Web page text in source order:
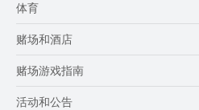
体育
赌场和酒店
赌场游戏指南
活动和公告